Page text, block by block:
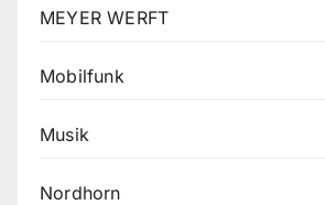
MEYER WERFT
Mobilfunk
Musik
Nordhorn